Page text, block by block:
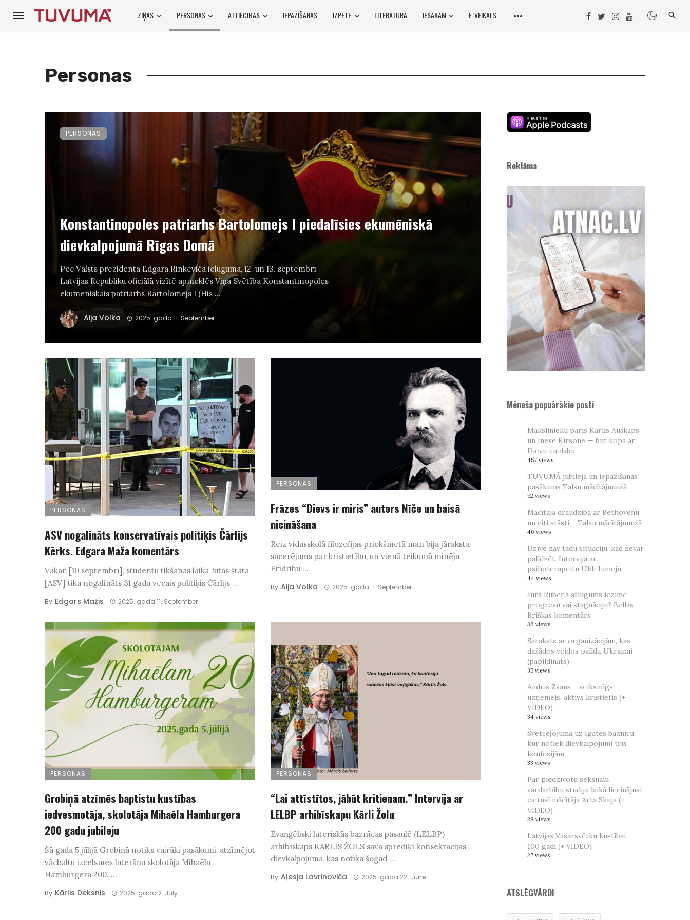
ZIŅAS PERSONAS ATTIECĪBAS IEPAZĪŠANĀS IZPĒTE LITERATŪRA IESAKĀM E-VEIKALS
Personas
Konstantinopoles patriarhs Bartolomejs I piedalīsies ekumēniskā
dievkalpojumā Rīgas Domā
Pēc Valsts prezidenta Edgara Rinkēviča ielūguma, 12. un 13. septembrī
Latvijas Republiku oficiālā vizītē apmeklēs Viņa Svētība Konstantinopoles
ekumeniskais patriarhs Bartolomejs I (His ...
Aija Volka 2025. gada 11. September
PERSONAS
PERSONAS
ASV nogalināts konservatīvais politiķis Čārlijs
Kērks. Edgara Maža komentārs
Vakar, [10.septembrī], studentu tikšanās laikā Jutas štatā
[ASV] tika nogalināts 31 gadu vecais politiķis Čārlijs ...
By Edgars Mažis 2025. gada 11. September
PERSONAS
Frāzes “Dievs ir miris” autors Nīče un baisā
nicināšana
Reiz vidusskolā filozofijas priekšmetā man bija jāraksta
sacerējums par kristietību, un vienā teikumā minēju
Frīdrihu ...
By Aija Volka 2025. gada 11. September
PERSONAS
Grobiņā atzīmēs baptistu kustības
iedvesmotāja, skolotāja Mihaēla Hamburgera
200 gadu jubileju
Šā gada 5.jūlijā Grobiņā notiks vairāki pasākumi, atzīmējot
vācbaltu izcelsmes luterāņu skolotāja Mihaēla
Hamburgera 200. ...
By Kārlis Deksnis 2025. gada 2. July
PERSONAS
“Lai attīstītos, jābūt kritienam.” Intervija ar
LELBP arhibīskapu Kārli Žolu
Evaņģēliski luteriskās baznīcas pasaulē (LELBP)
arhibīskaps KĀRLIS ŽOLS savā sprediķī konsekrācijas
dievkalpojumā, kas notika šogad ...
By Aļesja Lavrinoviča 2025. gada 22. June
Reklāma
Mēneša popuārākie posti
Mākslinieku pāris Kārlis Auškāps
un Inese Ķirsone — būt kopā ar
Dievu un dabu
457 views
TUVUMĀ jubileja un iepazīšanās
pasākums Talsu mācītājmuižā
52 views
Mācītāja draudzība ar Bēthovenu
un citi stāsti – Talsu mācītājmuižā
46 views
Dzīvē nav tādu situāciju, kad nevar
palīdzēt. Intervija ar
psihoterapeitu Uldi Jumeju
44 views
Jura Rubeņa atlūgums iezīmē
progresu vai stagnāciju? Bellas
Briškas komentārs
36 views
Saraksts ar organizācijām, kas
dažādos veidos palīdz Ukrainai
(papildināts)
35 views
Andris Zvans – veiksmīgs
uzņēmējs, aktīvs kristietis (+
VIDEO)
34 views
Svētceļojumā uz Igates baznīcu,
kur notiek dievkalpojumi trīs
konfesijām
33 views
Par piedzīvotu seksuālu
vardarbību studiju laikā liecinājusi
cietusī mācītāja Arta Skuja (+
VIDEO)
28 views
Latvijas Vasarsvētku kustībai –
100 gadi (+ VIDEO)
27 views
ATSLĒGVĀRDI